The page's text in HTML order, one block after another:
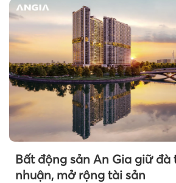
Bất động sản An Gia giữ đà
nhuận, mở rộng tài sản